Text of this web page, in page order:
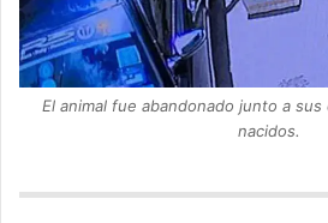
El animal fue abandonado junto a
nacidos.